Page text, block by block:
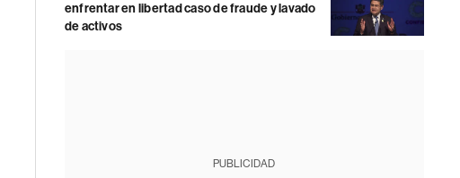
enfrentar en libertad caso de fraude y lavado
de activos
PUBLICIDAD